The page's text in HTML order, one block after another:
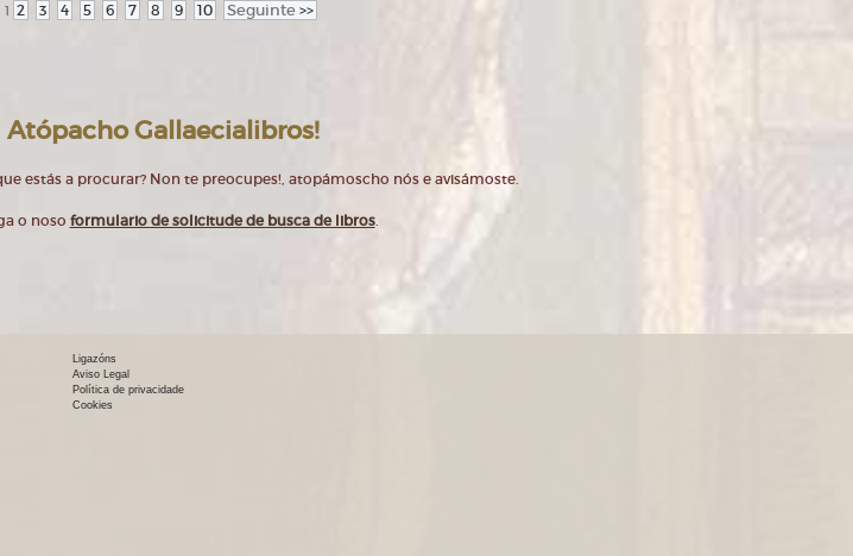
1 2 3 4 5 6 7 8 9 10 Seguinte >>
Atópacho Gallaecialibros!
estás a procurar? Non te preocupes!, atopámoscho nós e avisámoste.
o noso formulario de solicitude de busca de libros.
Ligazóns
Aviso Legal
Política de privacidade
Cookies